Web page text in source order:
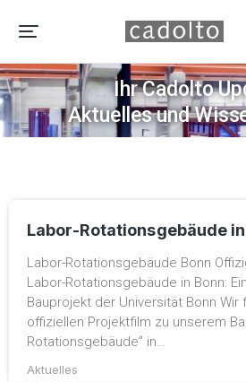
AKTUELLES
Ihr Cadolto
Aktuelles und
Labor-Rotationsgebäude
Aktuelles
Labor-Rotationsgebäude Bonn
Labor-Rotationsgebäude in Bonn:
Bauprojekt der Universität Bonn Wir
offiziellen Projektfilm zu unserem
Rotationsgebäude” in…